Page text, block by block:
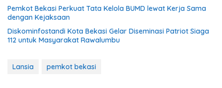
Pemkot Bekasi Perkuat Tata Kelola BUMD lewat Kerja Sama
dengan Kejaksaan
Diskominfostandi Kota Bekasi Gelar Diseminasi Patriot Siaga
112 untuk Masyarakat Rawalumbu
Lansia pemkot bekasi